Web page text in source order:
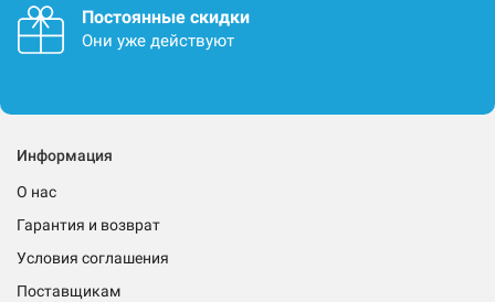
Постоянные скидки
Они уже действуют
Информация
О нас
Гарантия и возврат
Условия соглашения
Поставщикам